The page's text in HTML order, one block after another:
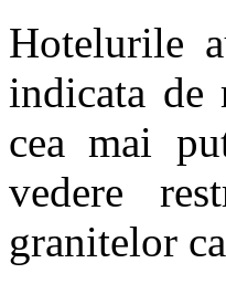
Hotelurile
indicata de
cea mai
vedere
granitelor